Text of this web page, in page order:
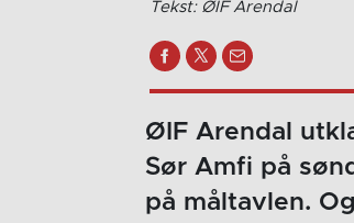
Tekst: ØIF Arendal
ØIF Arendal
Sør Amfi på
på måltavlen.